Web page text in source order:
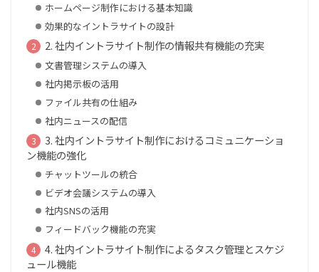
ホームページ制作における基本知識
効果的なイントラサイトの設計
2. 社内イントラサイト制作の情報共有機能の充実
文書管理システムの導入
社内掲示板の活用
ファイル共有の仕組み
社内ニュースの配信
3. 社内イントラサイト制作におけるコミュニケーショ
ン機能の強化
チャットツールの統合
ビデオ会議システムの導入
社内SNSの活用
フィードバック機能の充実
4. 社内イントラサイト制作によるタスク管理とスケジ
ュール機能